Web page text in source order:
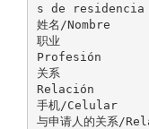
s de residencia
姓名/Nombre
职业
Profesión
关系
Relación
手机/Celular
与申请人的关系